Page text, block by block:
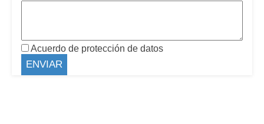
Acuerdo de protección de datos